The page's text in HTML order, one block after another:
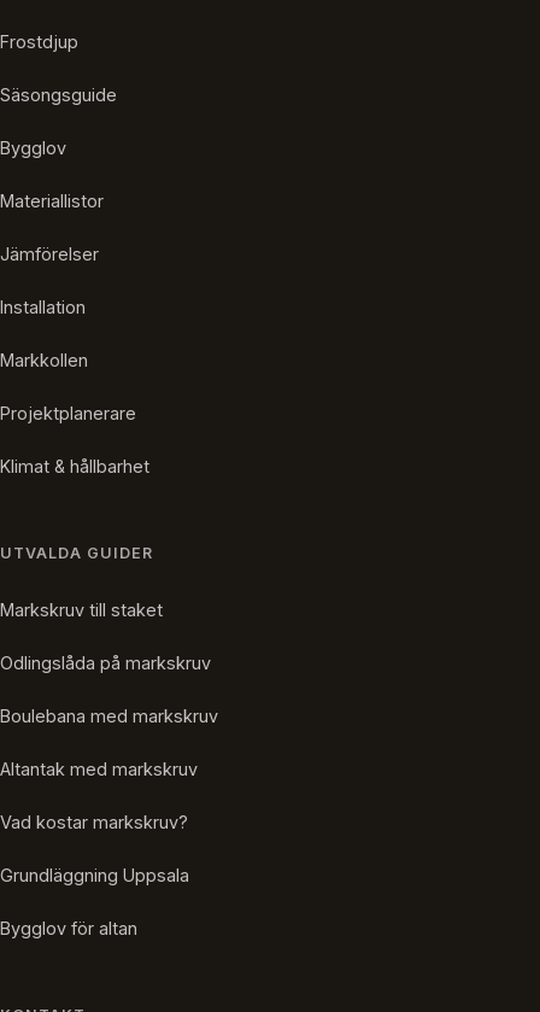
Frostdjup
Säsongsguide
Bygglov
Materiallistor
Jämförelser
Installation
Markkollen
Projektplanerare
Klimat & hållbarhet
UTVALDA GUIDER
Markskruv till staket
Odlingslåda på markskruv
Boulebana med markskruv
Altantak med markskruv
Vad kostar markskruv?
Grundläggning Uppsala
Bygglov för altan